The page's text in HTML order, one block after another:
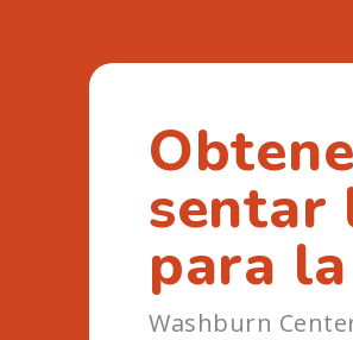
sentar
para
Washburn